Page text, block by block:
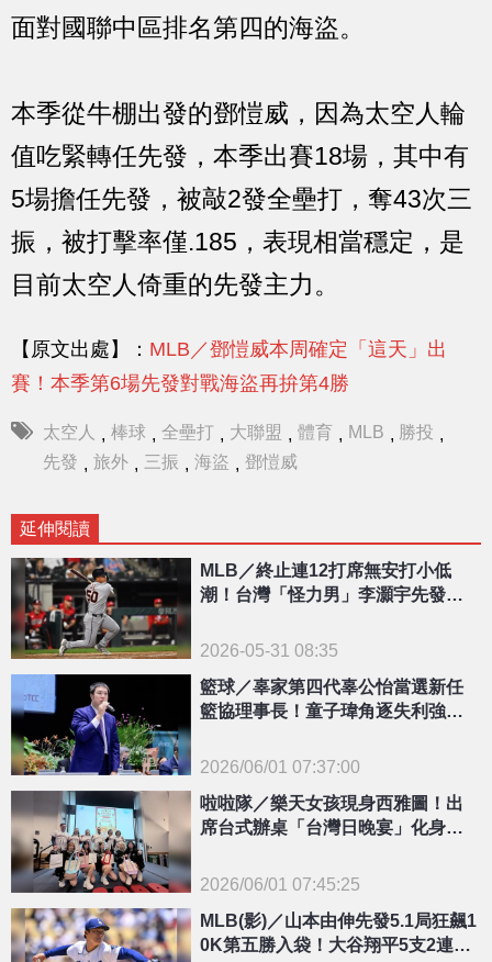
面對國聯中區排名第四的海盜。
本季從牛棚出發的鄧愷威，因為太空人輪
值吃緊轉任先發，本季出賽18場，其中有
5場擔任先發，被敲2發全壘打，奪43次三
振，被打擊率僅.185，表現相當穩定，是
目前太空人倚重的先發主力。
【原文出處】： MLB／鄧愷威本周確定「這天」出
賽！本季第6場先發對戰海盜再拚第4勝
太空人 , 棒球 , 全壘打 , 大聯盟 , 體育 , MLB , 勝投 ,
先發 , 旅外 , 三振 , 海盜 , 鄧愷威
延伸閱讀
MLB／終止連12打席無安打小低
潮！台灣「怪力男」李灝宇先發敲
2026-05-31 08:35
{PLAYICON}
籃球／辜家第四代辜公怡當選新任
籃協理事長！童子瑋角逐失利強調
2026/06/01 07:37:00
{PLAYICON}
啦啦隊／樂天女孩現身西雅圖！出
席台式辦桌「台灣日晚宴」化身最
2026/06/01 07:45:25
MLB(影)／山本由伸先發5.1局狂飆1
0K第五勝入袋！大谷翔平5支2連四